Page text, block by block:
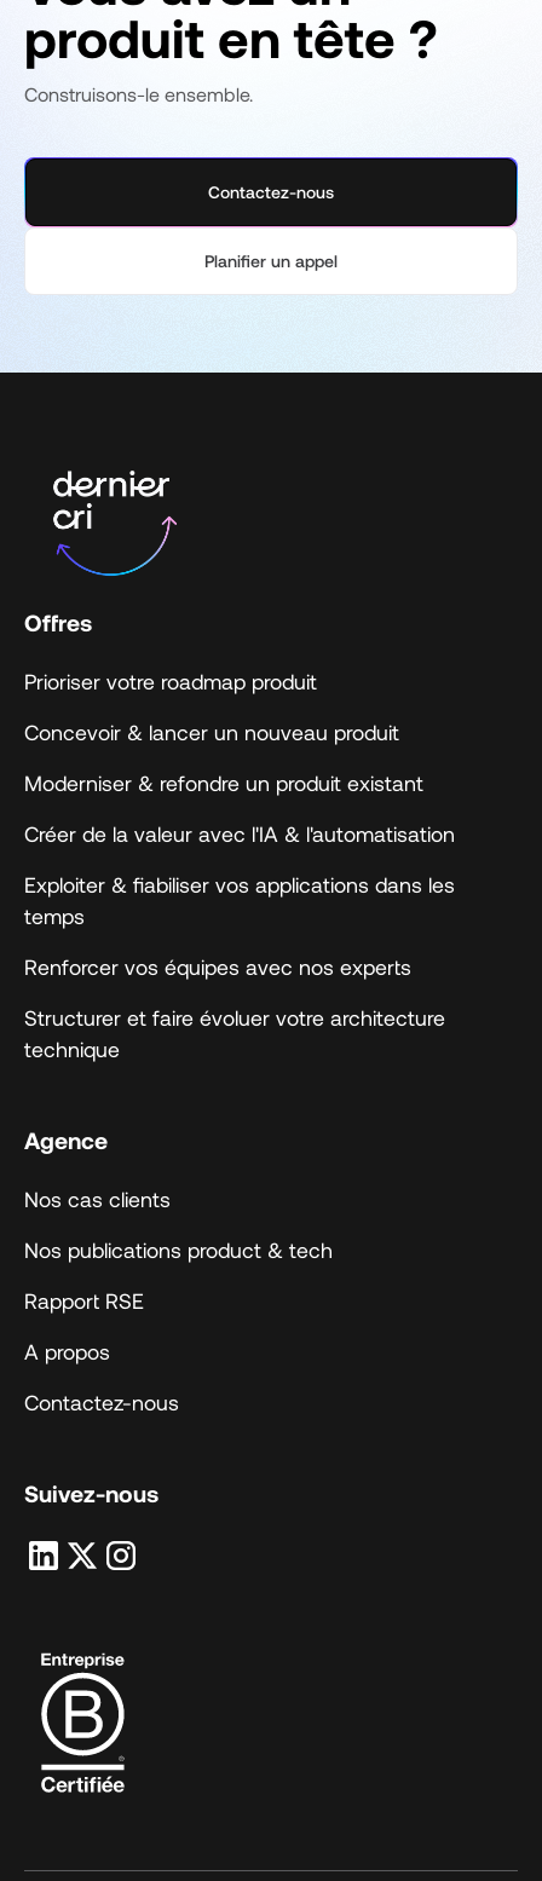
produit en tête ?
Construisons-le ensemble.
Contactez-nous
Planifier un appel
Offres
Prioriser votre roadmap produit
Concevoir & lancer un nouveau produit
Moderniser & refondre un produit existant
Créer de la valeur avec l'IA & l'automatisation
Exploiter & fiabiliser vos applications dans les
temps
Renforcer vos équipes avec nos experts
Structurer et faire évoluer votre architecture
technique
Agence
Nos cas clients
Nos publications product & tech
Rapport RSE
A propos
Contactez-nous
Suivez-nous